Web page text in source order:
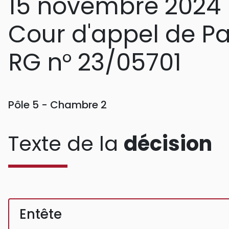
Cour d'appel de
RG n° 23/05701
Pôle 5 - Chambre 2
Texte de la décision
Entête